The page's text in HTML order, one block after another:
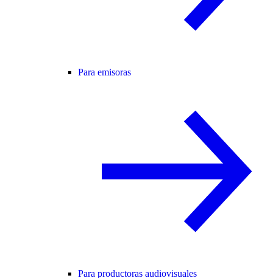
Para emisoras
Para productoras audiovisuales